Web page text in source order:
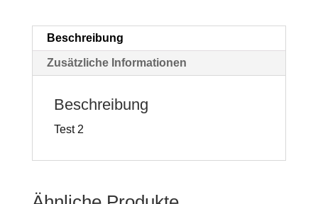
Beschreibung
Zusätzliche Informationen
Beschreibung
Test 2